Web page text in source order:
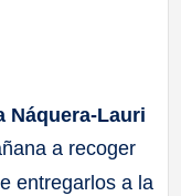
Náquera-Lauri
a recoger
entregarlos a la